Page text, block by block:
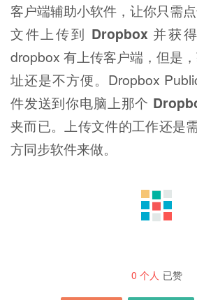
客户端辅助小软件，让你只需
文件上传到 Dropbox 并获
dropbox 有上传客户端，但是
址还是不方便。Dropbox
件发送到你电脑上那个
夹而已。上传文件的工作还是
方同步软件来做。
0 个人 已赞